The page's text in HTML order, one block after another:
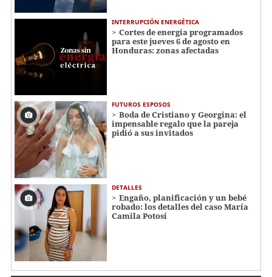
INTERRUPCIÓN ENERGÉTICA
Cortes de energía programados
para este jueves 6 de agosto en
Honduras: zonas afectadas
FUTUROS ESPOSOS
Boda de Cristiano y Georgina: el
impensable regalo que la pareja
pidió a sus invitados
DETALLES
Engaño, planificación y un bebé
robado: los detalles del caso María
Camila Potosí